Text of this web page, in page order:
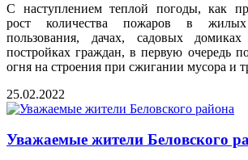
С наступлением теплой погоды, как
рост количества пожаров в
пользования, дачах, садовых
постройках граждан, в первую очередь
огня на строения при сжигании мусора и
25.02.2022
Уважаемые жители Беловского